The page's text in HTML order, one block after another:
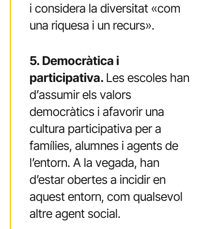
i considera la diversitat «com
una riquesa i un recurs».
5. Democràtica i
participativa. Les escoles han
d’assumir els valors
democràtics i afavorir una
cultura participativa per a
famílies, alumnes i agents de
l’entorn. A la vegada, han
d’estar obertes a incidir en
aquest entorn, com qualsevol
altre agent social.